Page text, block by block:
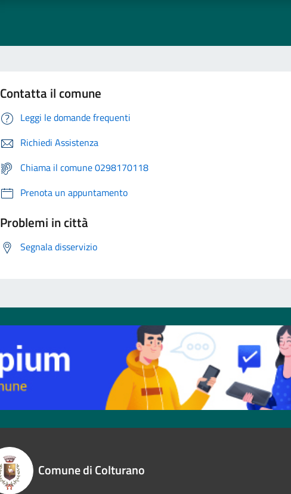
Contatta il comune
Leggi le domande frequenti
Richiedi Assistenza
Chiama il comune 0298170118
Prenota un appuntamento
Problemi in città
Segnala disservizio
Comune di Colturano